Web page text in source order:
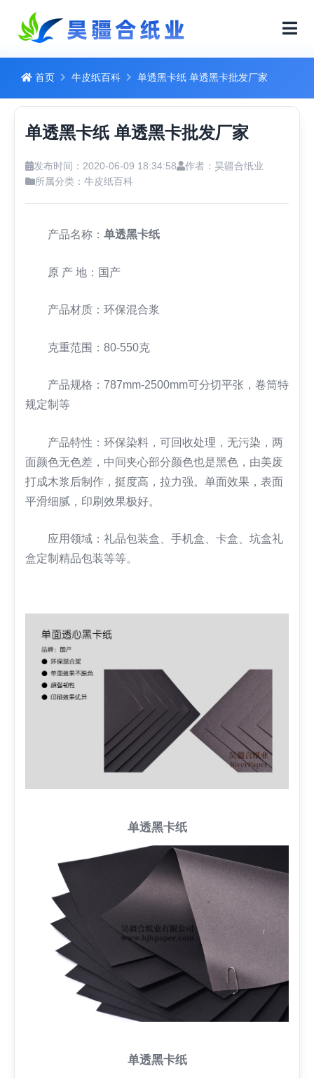
首页 牛皮纸百科 单透黑卡纸 单透黑卡批发厂家
单透黑卡纸 单透黑卡批发厂家
发布时间：2020-06-09 18:34:58
作者：昊疆合纸业
所属分类： 牛皮纸百科
产品名称： 单透黑卡纸
原 产 地：国产
产品材质：环保混合浆
克重范围：80-550克
产品规格：787mm-2500mm可分切平张，卷筒特
规定制等
产品特性：环保染料，可回收处理，无污染，两
面颜色无色差，中间夹心部分颜色也是黑色，由美废
打成木浆后制作，挺度高，拉力强。单面效果，表面
平滑细腻，印刷效果极好。
应用领域：礼品包装盒、手机盒、卡盒、坑盒礼
盒定制精品包装等等。
单透黑卡纸
单透黑卡纸